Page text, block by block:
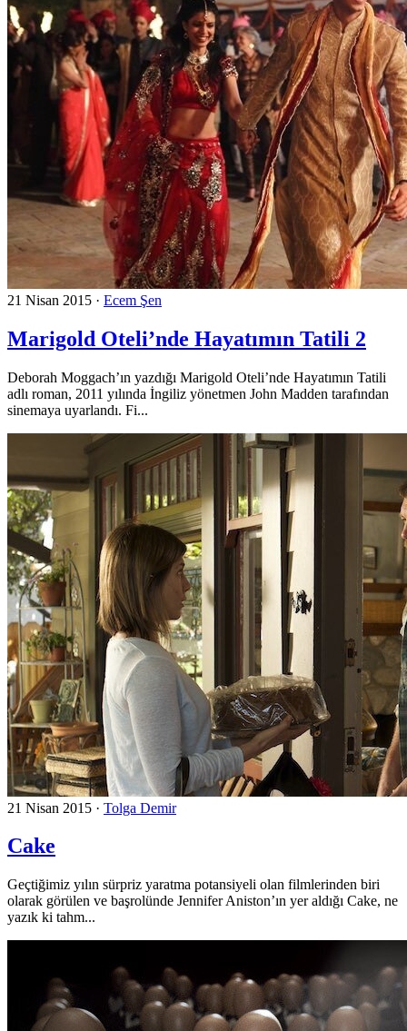
21 Nisan 2015 · Ecem Şen
Marigold Oteli’nde Hayatımın Tatili 2
Deborah Moggach’ın yazdığı Marigold Oteli’nde Hayatımın Tatili
adlı roman, 2011 yılında İngiliz yönetmen John Madden tarafından
sinemaya uyarlandı. Fi...
21 Nisan 2015 · Tolga Demir
Cake
Geçtiğimiz yılın sürpriz yaratma potansiyeli olan filmlerinden biri
olarak görülen ve başrolünde Jennifer Aniston’ın yer aldığı Cake, ne
yazık ki tahm...